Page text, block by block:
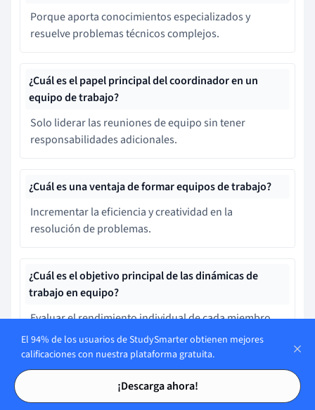
Tarjetas de estudio
Tarjetas de estudio
Porque aporta conocimientos especializados y
resuelve problemas técnicos complejos.
¿Cuál es el papel principal del coordinador en un
equipo de trabajo?
Solo liderar las reuniones de equipo sin tener
responsabilidades adicionales.
¿Cuál es una ventaja de formar equipos de trabajo?
Incrementar la eficiencia y creatividad en la
resolución de problemas.
¿Cuál es el objetivo principal de las dinámicas de
trabajo en equipo?
Evaluar el rendimiento individual de cada miembro.
¿Qué técnica fomenta un entorno de apertura
mediante comentarios constructivos?
Feedback circular.
El 94% de los usuarios de StudySmarter obtienen mejores
calificaciones con nuestra plataforma gratuita.
¡Descarga ahora!